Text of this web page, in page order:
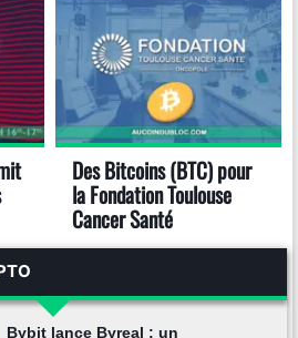
Des Bitcoins (BTC) pour
la Fondation Toulouse
Cancer Santé
Bybit lance Byreal : un